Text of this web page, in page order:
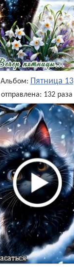
Альбом: Пятница 13
отправлена: 132 раза